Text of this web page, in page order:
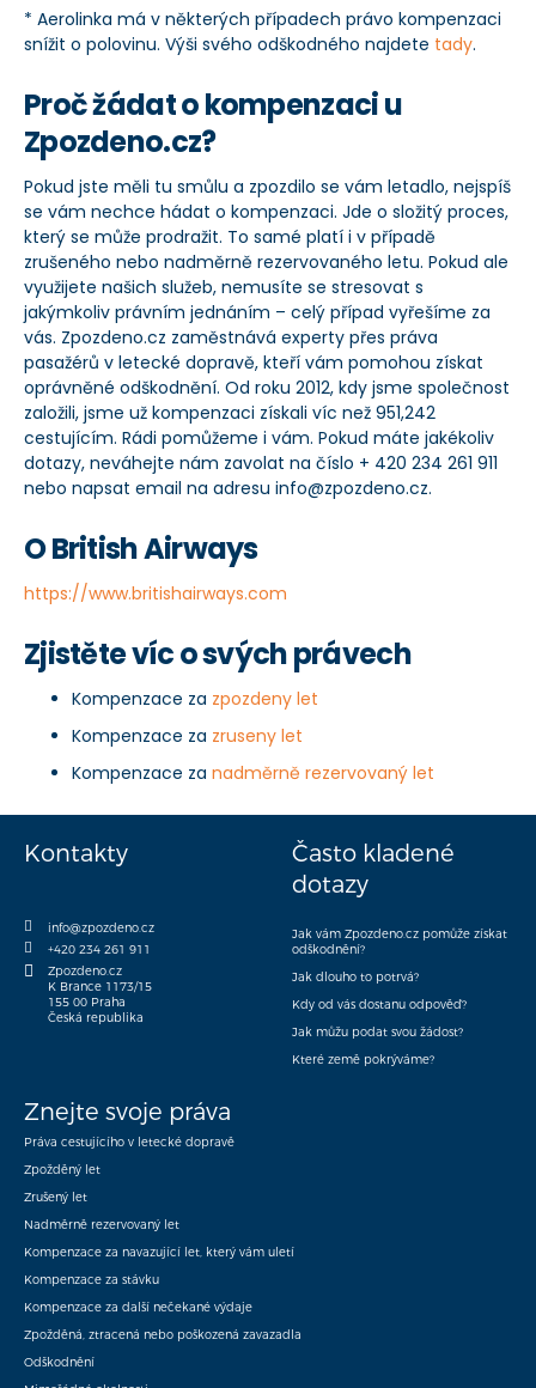
* Aerolinka má v některých případech právo kompenzaci
snížit o polovinu. Výši svého odškodného najdete tady.
Proč žádat o kompenzaci u
Zpozdeno.cz?
Pokud jste měli tu smůlu a zpozdilo se vám letadlo, nejspíš
se vám nechce hádat o kompenzaci. Jde o složitý proces,
který se může prodražit. To samé platí i v případě
zrušeného nebo nadměrně rezervovaného letu. Pokud ale
využijete našich služeb, nemusíte se stresovat s
jakýmkoliv právním jednáním – celý případ vyřešíme za
vás. Zpozdeno.cz zaměstnává experty přes práva
pasažérů v letecké dopravě, kteří vám pomohou získat
oprávněné odškodnění. Od roku 2012, kdy jsme společnost
založili, jsme už kompenzaci získali víc než 951,242
cestujícím. Rádi pomůžeme i vám. Pokud máte jakékoliv
dotazy, neváhejte nám zavolat na číslo + 420 234 261 911
nebo napsat email na adresu info@zpozdeno.cz.
O British Airways
https://www.britishairways.com
Zjistěte víc o svých právech
Kompenzace za zpozdeny let
Kompenzace za zruseny let
Kompenzace za nadměrně rezervovaný let
Kontakty
Často kladené
dotazy
info@zpozdeno.cz
+420 234 261 911
Zpozdeno.cz
K Brance 1173/15
155 00 Praha
Česká republika
Jak vám Zpozdeno.cz pomůže získat
odškodnění?
Jak dlouho to potrvá?
Kdy od vás dostanu odpověď?
Jak můžu podat svou žádost?
Které země pokrýváme?
Znejte svoje práva
Práva cestujícího v letecké dopravě
Zpožděný let
Zrušený let
Nadměrně rezervovaný let
Kompenzace za navazující let, který vám uletí
Kompenzace za stávku
Kompenzace za další nečekané výdaje
Zpožděná, ztracená nebo poškozená zavazadla
Odškodnění